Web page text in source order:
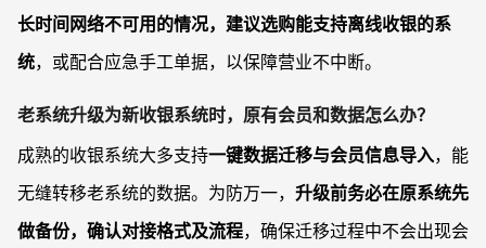
长时间网络不可用的情况，建议选购能支持离线收银的系
统，或配合应急手工单据，以保障营业不中断。
老系统升级为新收银系统时，原有会员和数据怎么办？
成熟的收银系统大多支持一键数据迁移与会员信息导入，能
无缝转移老系统的数据。为防万一， 升级前务必在原系统先
做备份，确认对接格式及流程，确保迁移过程中不会出现会